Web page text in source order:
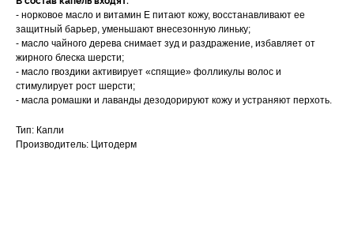
- норковое масло и витамин Е питают кожу, восстанавливают ее
защитный барьер, уменьшают внесезонную линьку;
- масло чайного дерева снимает зуд и раздражение, избавляет от
жирного блеска шерсти;
- масло гвоздики активирует «спящие» фолликулы волос и
стимулирует рост шерсти;
- масла ромашки и лаванды дезодорируют кожу и устраняют перхоть.
Тип: Капли
Производитель: Цитодерм
Данный сайт носит информационный характер и
не является публичной офертой.
Политика конфиденциальности
Согласие на обработку перс. данных
+7 (3452) 57-54-36 Заказать звонок
Правила оказания ветеринарной помощи